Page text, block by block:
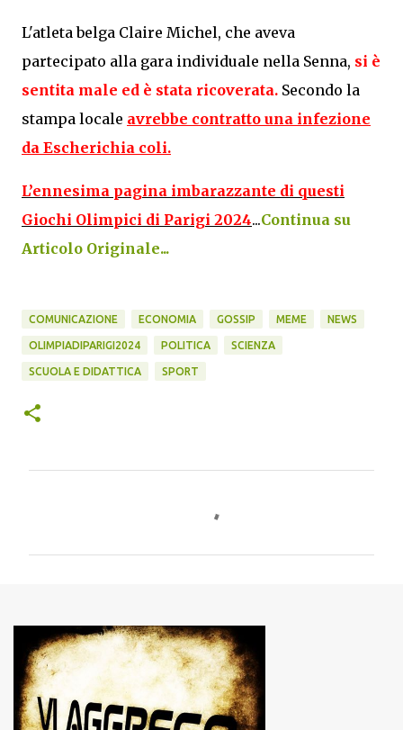
L'atleta belga Claire Michel, che aveva
partecipato alla gara individuale nella Senna, si è
sentita male ed è stata ricoverata. Secondo la
stampa locale avrebbe contratto una infezione
da Escherichia coli.
L’ennesima pagina imbarazzante di questi
Giochi Olimpici di Parigi 2024...Continua su
Articolo Originale...
COMUNICAZIONE ECONOMIA GOSSIP MEME NEWS
OLIMPIADIPARIGI2024 POLITICA SCIENZA
SCUOLA E DIDATTICA SPORT
n
t
i